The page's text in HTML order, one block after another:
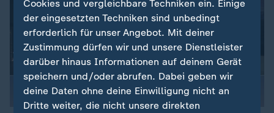
Cookies und vergleichbare Techniken ein. Einige
der eingesetzten Techniken sind unbedingt
erforderlich für unser Angebot. Mit deiner
Zustimmung dürfen wir und unsere Dienstleister
darüber hinaus Informationen auf deinem Gerät
speichern und/oder abrufen. Dabei geben wir
deine Daten ohne deine Einwilligung nicht an
Dritte weiter, die nicht unsere direkten